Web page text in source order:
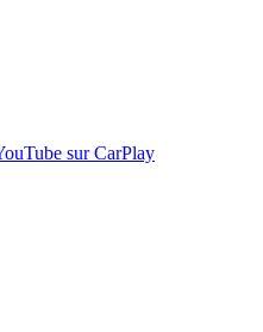
sur CarPlay